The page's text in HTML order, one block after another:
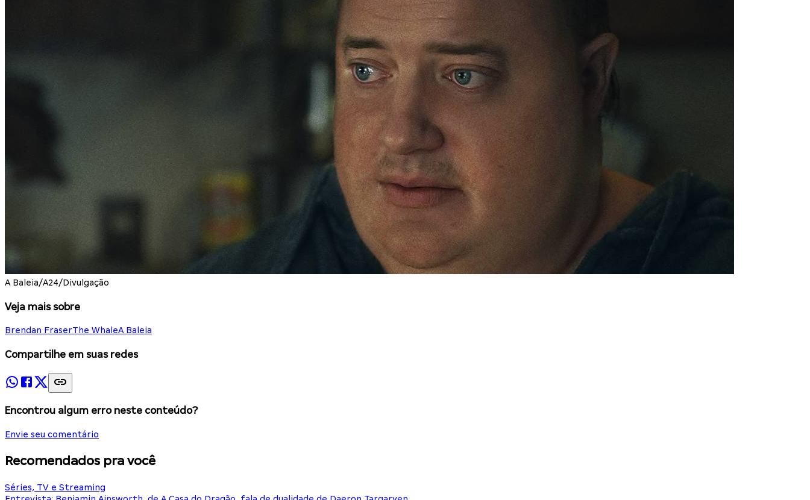
A Baleia/A24/Divulgação
Veja mais sobre
Brendan FraserThe WhaleA Baleia
Compartilhe em suas redes
Encontrou algum erro neste conteúdo?
Envie seu comentário
Recomendados pra você
Séries, TV e Streaming